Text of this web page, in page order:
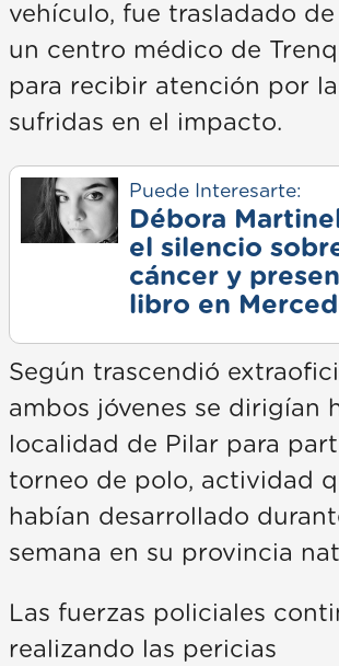
vehículo, fue trasladado
un centro médico de
para recibir atención por
sufridas en el impacto.
Puede Interesarte:
Débora
el silencio
cáncer y
libro en
Según trascendió
ambos jóvenes se dirigían
localidad de Pilar para
torneo de polo, actividad
habían desarrollado
semana en su provincia
Las fuerzas policiales
realizando las pericias